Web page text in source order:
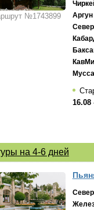
№1743899
Аргун
16.08
на 4-6 дней